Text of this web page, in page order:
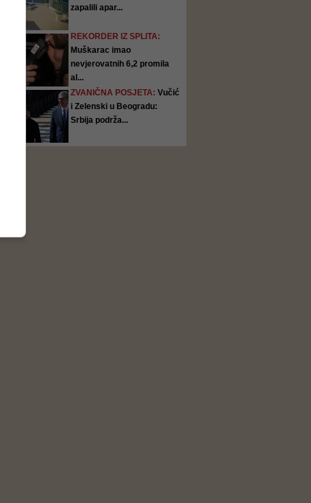
zapalili apar...
REKORDER IZ SPLITA:
Muškarac imao
nevjerovatnih 6,2 promila
al...
ZVANIČNA POSJETA: Vučić
i Zelenski u Beogradu:
Srbija podrža...